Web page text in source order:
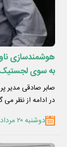
هوشمندسازی
به سوی لجستیک
صابر صادقی مدیر
در ادامه از نظر
دوشنبه ۲۰ مرداد ۱۴۰۴